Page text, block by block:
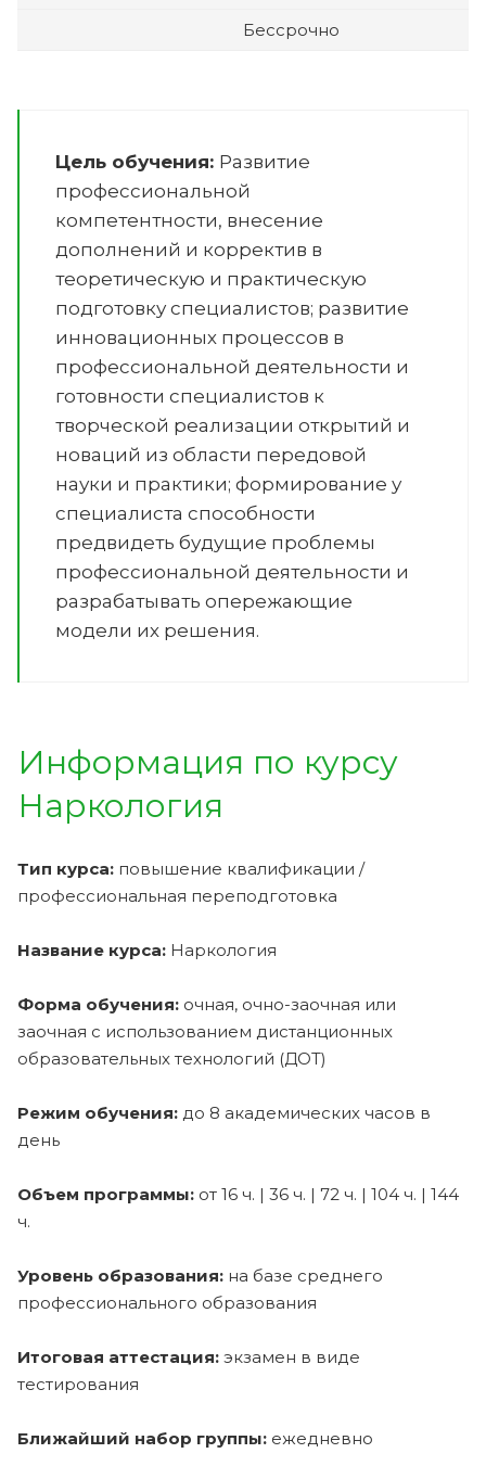
Бессрочно
Цель обучения: Развитие
профессиональной
компетентности, внесение
дополнений и корректив в
теоретическую и практическую
подготовку специалистов; развитие
инновационных процессов в
профессиональной деятельности и
готовности специалистов к
творческой реализации открытий и
новаций из области передовой
науки и практики; формирование у
специалиста способности
предвидеть будущие проблемы
профессиональной деятельности и
разрабатывать опережающие
модели их решения.
Информация по курсу
Наркология
Тип курса: повышение квалификации /
профессиональная переподготовка
Название курса: Наркология
Форма обучения: очная, очно-заочная или
заочная с использованием дистанционных
образовательных технологий (ДОТ)
Режим обучения: до 8 академических часов в
день
Объем программы: от 16 ч. | 36 ч. | 72 ч. | 104 ч. | 144
ч.
Уровень образования: на базе среднего
профессионального образования
Итоговая аттестация: экзамен в виде
тестирования
Ближайший набор группы: ежедневно